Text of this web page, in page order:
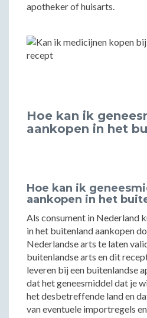
apotheker of huisarts.
Hoe kan ik
aankopen in het
Hoe kan ik
aankopen in het
Als consument in Nederland
in het buitenland aankopen
Nederlandse arts te laten
buitenlandse arts en dit
leveren bij een buitenlandse
dat het geneesmiddel dat je
het desbetreffende land en
van eventuele importregels